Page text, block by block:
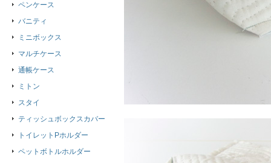
ペンケース
バニティ
ミニボックス
マルチケース
通帳ケース
ミトン
スタイ
ティッシュボックスカバー
トイレットPホルダー
ペットボトルホルダー